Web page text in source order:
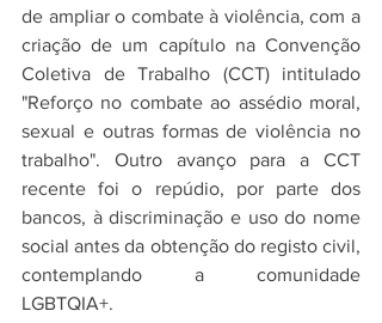
de ampliar o combate à violência, com a
criação de um capítulo na Convenção
Coletiva de Trabalho (CCT) intitulado
"Reforço no combate ao assédio moral,
sexual e outras formas de violência no
trabalho". Outro avanço para a CCT
recente foi o repúdio, por parte dos
bancos, à discriminação e uso do nome
social antes da obtenção do registo civil,
contemplando a comunidade
LGBTQIA+.